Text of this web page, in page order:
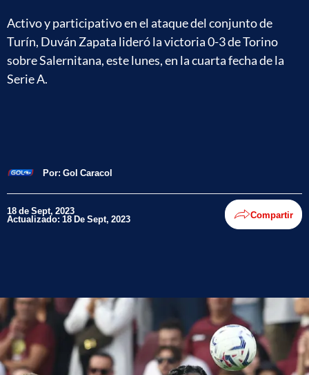
Activo y participativo en el ataque del conjunto de
Turín, Duván Zapata lideró la victoria 0-3 de Torino
sobre Salernitana, este lunes, en la cuarta fecha de la
Serie A.
Por: Gol Caracol
18 de Sept, 2023
Actualizado: 18 De Sept, 2023 Compartir